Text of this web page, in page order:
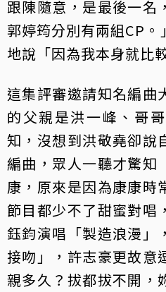
跟陳隨意，是最後一名，
郭婷筠分別有兩組CP
地說「因為我本身就比
這集評審邀請知名編曲
的父親是洪一峰、哥
知，沒想到洪敬堯卻說
編曲，眾人一聽才驚知
康，原來是因為康康時
節目都少不了甜蜜對唱
鈺鈞演唱「製造浪漫」
接吻」，許志豪更故意
親多久？拔都拔不開，